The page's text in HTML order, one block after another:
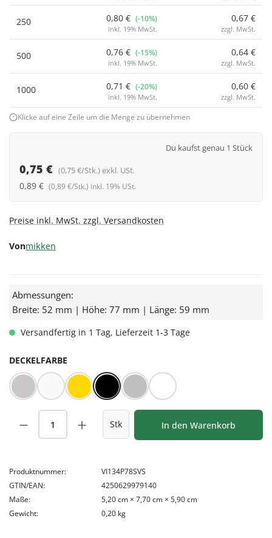
250 0,80 € (-10%)
inkl. 19% MwSt.
0,67 €
zzgl. MwSt.
500 0,76 € (-15%)
inkl. 19% MwSt.
0,64 €
zzgl. MwSt.
1000 0,71 € (-20%)
inkl. 19% MwSt.
0,60 €
zzgl. MwSt.
Klicke auf eine Zeile um die Menge zu übernehmen
Du kaufst genau 1 Stück
0,75 € (0,75 €/Stk.) exkl. USt.
0,89 € (0,89 €/Stk.) inkl. 19% USt.
Preise inkl. MwSt. zzgl. Versandkosten
Vonmikken
Abmessungen:
Breite: 52 mm | Höhe: 77 mm | Länge: 59 mm
Versandfertig in 1 Tag, Lieferzeit 1-3 Tage
DECKELFARBE
BLUESEAL Silber
BLUESEAL Weiß
Gold Schwarz Silber Weiß
Produkt Anzahl: Gib den gewünschten
Stk In den Warenkorb
Produktnummer:
VI134P78SVS
GTIN/EAN:
4250629979140
Maße:
5,20 cm × 7,70 cm × 5,90 cm
Gewicht:
0,20 kg